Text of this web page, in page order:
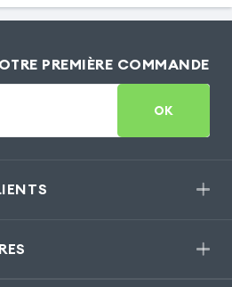
PREMIÈRE COMMANDE
OK